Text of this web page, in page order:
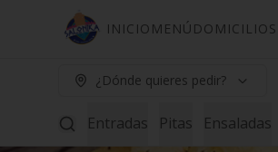
INICIO MENÚ DOMICILIOS
¿Dónde quieres pedir?
Entradas Pitas Ensaladas